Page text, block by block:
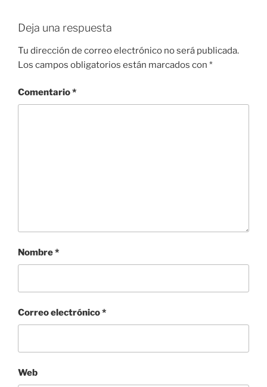
Deja una respuesta
Tu dirección de correo electrónico no será publicada.
Los campos obligatorios están marcados con *
Comentario*
Nombre*
Correo electrónico*
Web